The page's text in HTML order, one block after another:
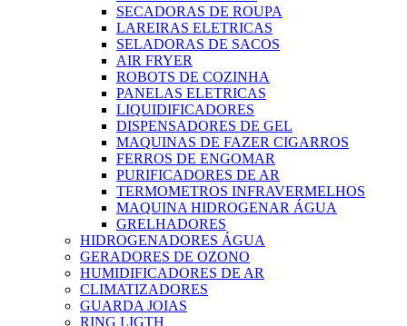
SECADORAS DE ROUPA
LAREIRAS ELETRICAS
SELADORAS DE SACOS
AIR FRYER
ROBOTS DE COZINHA
PANELAS ELETRICAS
LIQUIDIFICADORES
DISPENSADORES DE GEL
MAQUINAS DE FAZER CIGARROS
FERROS DE ENGOMAR
PURIFICADORES DE AR
TERMOMETROS INFRAVERMELHOS
MAQUINA HIDROGENAR ÁGUA
GRELHADORES
HIDROGENADORES ÁGUA
GERADORES DE OZONO
HUMIDIFICADORES DE AR
CLIMATIZADORES
GUARDA JOIAS
RING LIGTH